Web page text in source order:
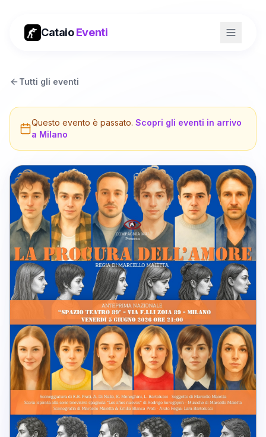
CataioEventi
Tutti gli eventi
Questo evento è passato. Scopri gli eventi in arrivo
a Milano